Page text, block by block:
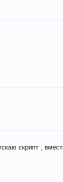
скрипт ,